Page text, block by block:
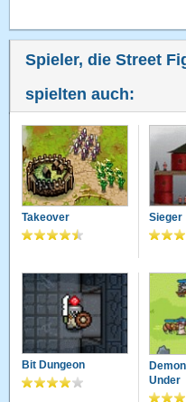
Spieler, die Street
spielten auch:
Takeover Sieger
Bit Dungeon
Under